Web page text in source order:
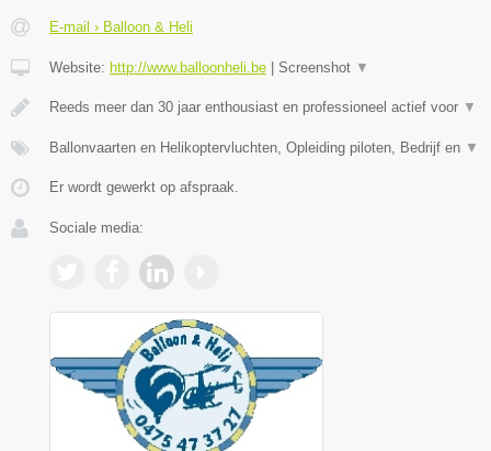
E-mail › Balloon & Heli
Website: http://www.balloonheli.be Screenshot ▼
Reeds meer dan 30 jaar enthousiast en professioneel actief voor ▼
Ballonvaarten en Helikoptervluchten, Opleiding piloten, Bedrijf en ▼
Er wordt gewerkt op afspraak.
Sociale media: